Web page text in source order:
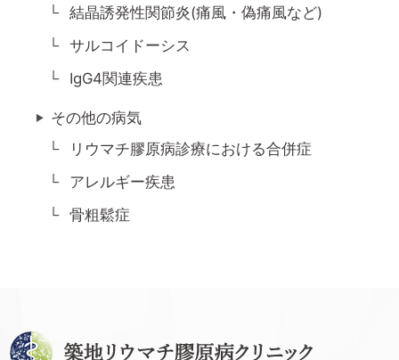
結晶誘発性関節炎(痛風・偽痛風など)
サルコイドーシス
IgG4関連疾患
その他の病気
リウマチ膠原病診療における合併症
アレルギー疾患
骨粗鬆症